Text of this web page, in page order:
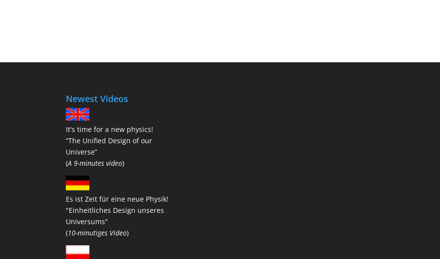
Newest Videos
It's time for a new physics!
“The Unified Design of our
Universe”
(A 9-minutes video)
Es ist Zeit für eine neue Physik!
"Einheitliches Design unseres
Universums"
(10-minutiges Video)